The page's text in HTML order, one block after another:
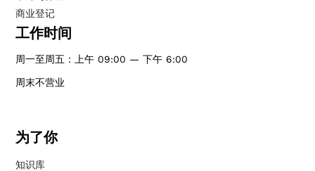
商业登记
工作时间
周一至周五：上午 09:00 — 下午 6:00
周末不营业
为了你
知识库